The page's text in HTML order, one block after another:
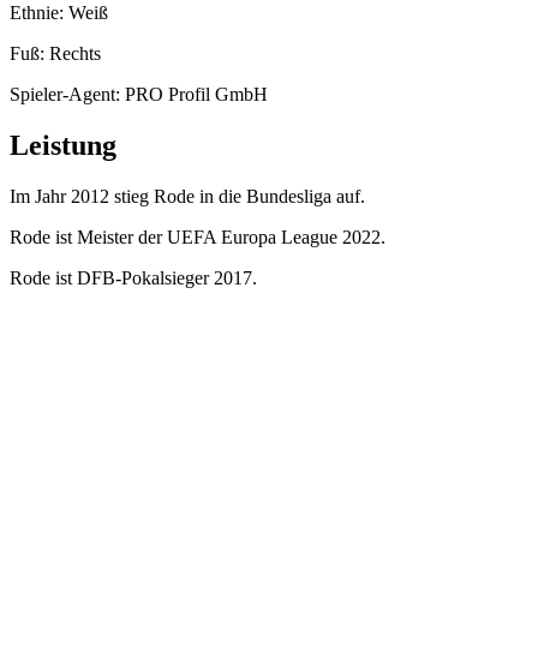
Ethnie: Weiß
Fuß: Rechts
Spieler-Agent: PRO Profil GmbH
Leistung
Im Jahr 2012 stieg Rode in die Bundesliga auf.
Rode ist Meister der UEFA Europa League 2022.
Rode ist DFB-Pokalsieger 2017.